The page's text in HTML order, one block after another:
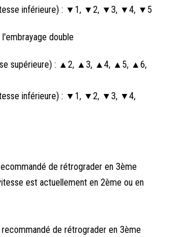
inférieure) : ▼1, ▼2, ▼3, ▼4, ▼5
double
supérieure) : ▲2, ▲3, ▲4, ▲5, ▲6,
inférieure) : ▼1, ▼2, ▼3, ▼4,
de rétrograder en 3ème
est actuellement en 2ème ou en
de rétrograder en 3ème